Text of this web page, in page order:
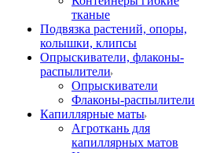
тканые
Подвязка растений, опоры,
колышки, клипсы
Опрыскиватели, флаконы-
распылители
Опрыскиватели
Флаконы-распылители
Капиллярные маты
Агроткань для
капиллярных матов